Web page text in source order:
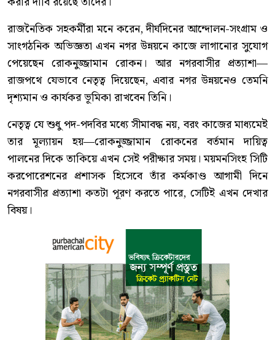
রাজনৈতিক সহকর্মীরা মনে করেন, দীর্ঘদিনের আন্দোলন-সংগ্রাম ও
সাংগঠনিক অভিজ্ঞতা এখন নগর উন্নয়নে কাজে লাগানোর সুযোগ
পেয়েছেন রোকনুজ্জামান রোকন। আর নগরবাসীর প্রত্যাশা—
রাজপথে যেভাবে নেতৃত্ব দিয়েছেন, এবার নগর উন্নয়নেও তেমনি
দৃশ্যমান ও কার্যকর ভূমিকা রাখবেন তিনি।
নেতৃত্ব যে শুধু পদ-পদবির মধ্যে সীমাবদ্ধ নয়, বরং কাজের মাধ্যমেই
তার মূল্যায়ন হয়—রোকনুজ্জামান রোকনের বর্তমান দায়িত্ব
পালনের দিকে তাকিয়ে এখন সেই পরীক্ষার সময়। ময়মনসিংহ সিটি
করপোরেশনের প্রশাসক হিসেবে তাঁর কর্মকাণ্ড আগামী দিনে
নগরবাসীর প্রত্যাশা কতটা পূরণ করতে পারে, সেটিই এখন দেখার
বিষয়।